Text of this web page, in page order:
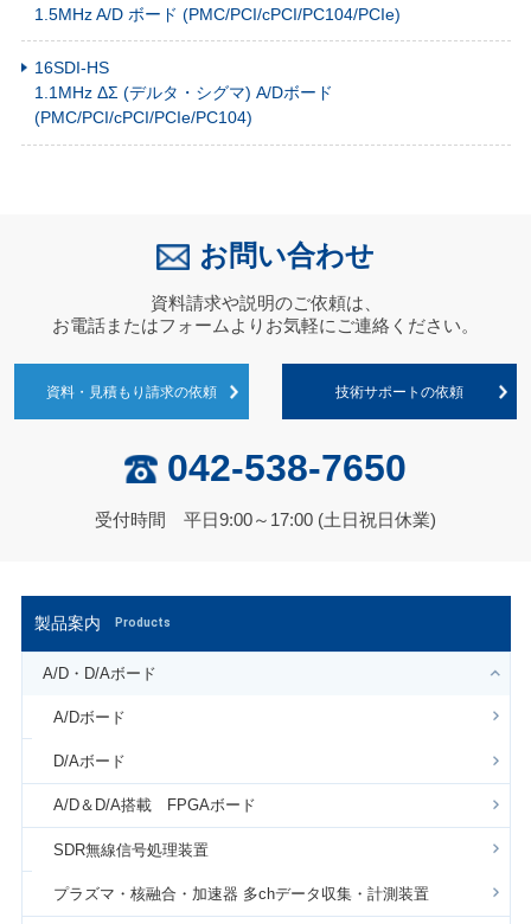
製品案内 Products
A/D・D/Aボード
A/Dボード
D/Aボード
A/D＆D/A搭載 FPGAボード
SDR無線信号処理装置
プラズマ・核融合・加速器 多chデータ収集・計測装置
1.5MHz A/D ボード (PMC/PCI/cPCI/PC104/PCIe)
16SDI-HS
1.1MHz ΔΣ (デルタ・シグマ) A/Dボード
(PMC/PCI/cPCI/PCIe/PC104)
お問い合わせ
資料請求や説明のご依頼は、
お電話またはフォームよりお気軽にご連絡ください。
資料・見積もり請求の依頼 技術サポートの依頼
042-538-7650
受付時間 平日9:00～17:00 (土日祝日休業)